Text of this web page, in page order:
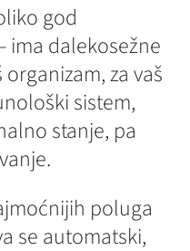
god
ima dalekosežne
za vaš
sistem,
stanje, pa
poluga
se automatski,